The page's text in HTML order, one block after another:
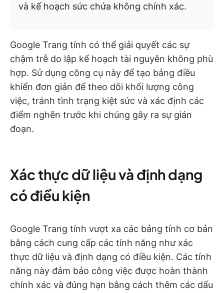
và kế hoạch sức chứa không chính xác.
Google Trang tính có thể giải quyết các sự
chậm trễ do lập kế hoạch tài nguyên không phù
hợp. Sử dụng công cụ này để tạo bảng điều
khiển đơn giản để theo dõi khối lượng công
việc, tránh tình trạng kiệt sức và xác định các
điểm nghẽn trước khi chúng gây ra sự gián
đoạn.
Xác thực dữ liệu và định dạng
có điều kiện
Google Trang tính vượt xa các bảng tính cơ bản
bằng cách cung cấp các tính năng như xác
thực dữ liệu và định dạng có điều kiện. Các tính
năng này đảm bảo công việc được hoàn thành
chính xác và đúng hạn bằng cách thêm các dấu